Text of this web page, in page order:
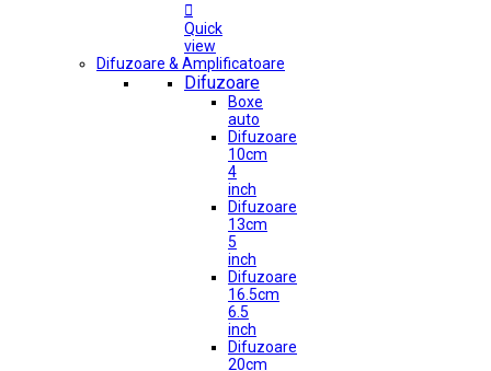

Quick
view
Difuzoare & Amplificatoare
Difuzoare
Boxe
auto
Difuzoare
10cm
4
inch
Difuzoare
13cm
5
inch
Difuzoare
16.5cm
6.5
inch
Difuzoare
20cm